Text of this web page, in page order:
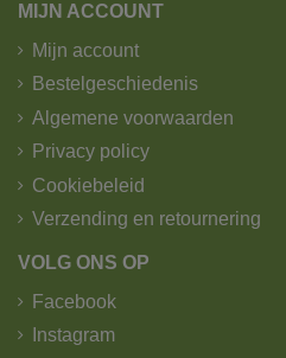
MIJN ACCOUNT
Mijn account
Bestelgeschiedenis
Algemene voorwaarden
Privacy policy
Cookiebeleid
Verzending en retournering
VOLG ONS OP
Facebook
Instagram